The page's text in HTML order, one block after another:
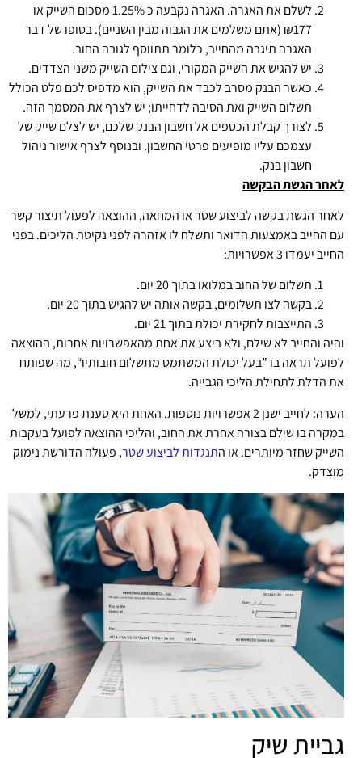
לשלם את האגרה. האגרה נקבעה כ 1.25% מסכום השייק או
₪177 (אתם משלמים את הגבוה מבין השניים). בסופו של דבר
האגרה תיגבה מהחייב, כלומר תתווסף לגובה החוב.
יש להגיש את השייק המקורי, וגם צילום השייק משני הצדדים.
כאשר הבנק מסרב לכבד את השייק, הוא מדפיס לכם פלט הכולל
תשלום השייק ואת הסיבה לדחייתו; יש לצרף את המסמך הזה.
לצורך קבלת הכספים אל חשבון הבנק שלכם, יש לצלם שייק של
עצמכם עליו מופיעים פרטי החשבון. ובנוסף לצרף אישור ניהול
חשבון בנק.
לאחר הגשת הבקשה
לאחר הגשת בקשה לביצוע שטר או המחאה, ההוצאה לפעול תיצור קשר
עם החייב באמצעות הדואר ותשלח לו אזהרה לפני נקיטת הליכים. בפני
החייב יעמדו 3 אפשרויות:
תשלום של החוב במלואו בתוך 20 יום.
בקשה לצו תשלומים, בקשה אותה יש להגיש בתוך 20 יום.
התייצבות לחקירת יכולת בתוך 21 יום.
והיה והחייב לא שילם, ולא ביצע את אחת מהאפשרויות אחרות, ההוצאה
לפועל תראה בו ”בעל יכולת המשתמט מתשלום חובותיו“, מה שפותח
את הדלת לתחילת הליכי הגבייה.
הערה: לחייב ישנן 2 אפשרויות נוספות. האחת היא טענת פרעתי, למשל
במקרה בו שילם בצורה אחרת את החוב, והליכי ההוצאה לפועל בעקבות
השייק שחזר מיותרים. או התנגדות לביצוע שטר, פעולה הדורשת נימוק
מוצדק.
גביית שיק